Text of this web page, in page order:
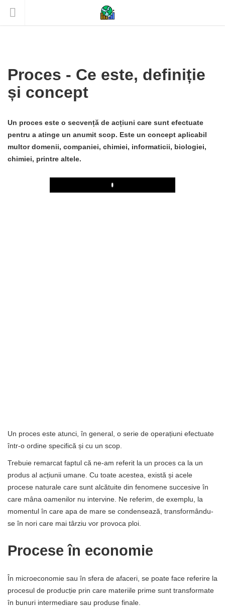
Proces - Ce este, definiție
și concept
Un proces este o secvență de acțiuni care sunt efectuate
pentru a atinge un anumit scop. Este un concept aplicabil
multor domenii, companiei, chimiei, informaticii, biologiei,
chimiei, printre altele.
Play
Un proces este atunci, în general, o serie de operațiuni efectuate
într-o ordine specifică și cu un scop.
Trebuie remarcat faptul că ne-am referit la un proces ca la un
produs al acțiunii umane. Cu toate acestea, există și acele
procese naturale care sunt alcătuite din fenomene succesive în
care mâna oamenilor nu intervine. Ne referim, de exemplu, la
momentul în care apa de mare se condensează, transformându-
se în nori care mai târziu vor provoca ploi.
Procese în economie
În microeconomie sau în sfera de afaceri, se poate face referire la
procesul de producție prin care materiile prime sunt transformate
în bunuri intermediare sau produse finale.